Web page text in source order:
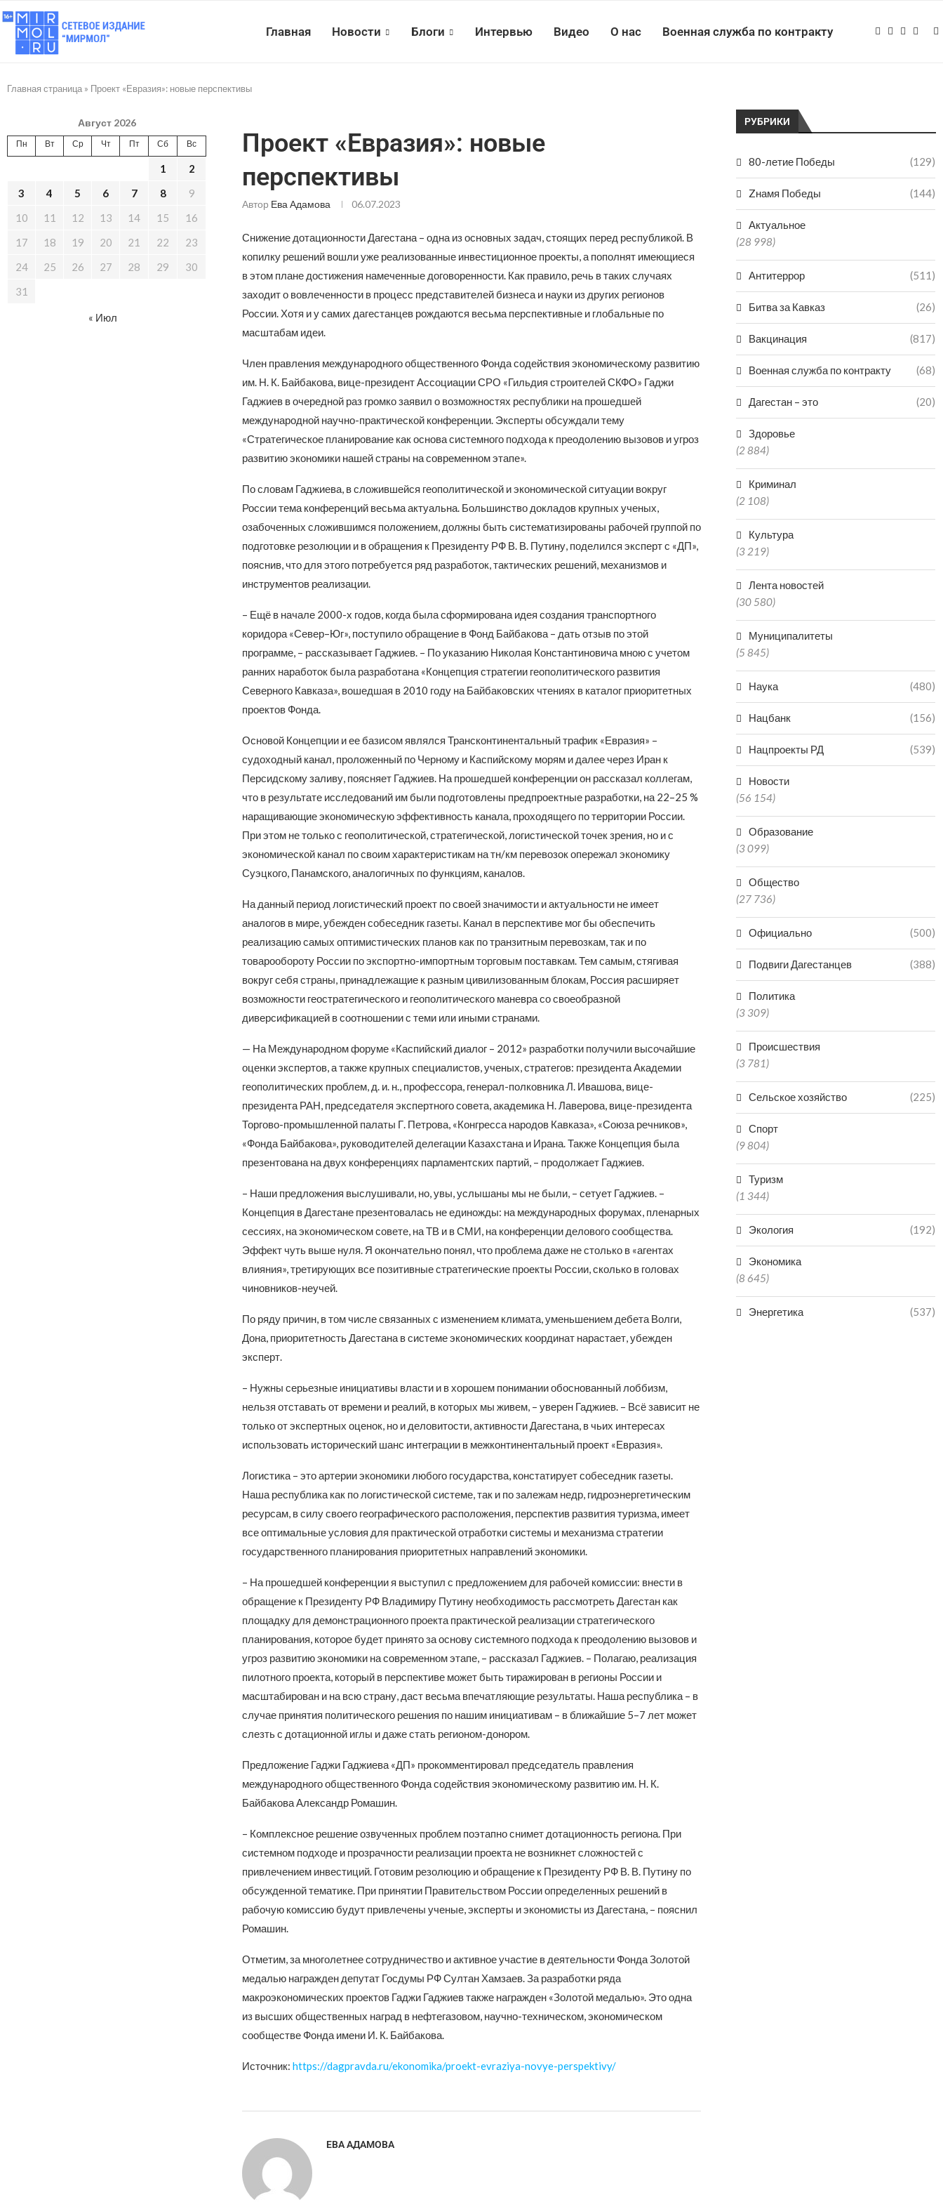
Главная Новости Блоги Интервью Видео О нас Военная служба по контракту
Главная страница » Проект «Евразия»: новые перспективы
Проект «Евразия»: новые
перспективы
Автор Ева Адамова 06.07.2023
Снижение дотационности Дагестана – одна из основных задач, стоящих перед республикой. В
копилку решений вошли уже реализованные инвестиционное проекты, а пополнят имеющиеся
в этом плане достижения намеченные договоренности. Как правило, речь в таких случаях
заходит о вовлеченности в процесс представителей бизнеса и науки из других регионов
России. Хотя и у самих дагестанцев рождаются весьма перспективные и глобальные по
масштабам идеи.
Член правления международного общественного Фонда содействия экономическому развитию
им. Н. К. Байбакова, вице-президент Ассоциации СРО «Гильдия строителей СКФО» Гаджи
Гаджиев в очередной раз громко заявил о возможностях республики на прошедшей
международной научно-практической конференции. Эксперты обсуждали тему
«Стратегическое планирование как основа системного подхода к преодолению вызовов и угроз
развитию экономики нашей страны на современном этапе».
По словам Гаджиева, в сложившейся геополитической и экономической ситуации вокруг
России тема конференций весьма актуальна. Большинство докладов крупных ученых,
озабоченных сложившимся положением, должны быть систематизированы рабочей группой по
подготовке резолюции и в обращения к Президенту РФ В. В. Путину, поделился эксперт с «ДП»,
пояснив, что для этого потребуется ряд разработок, тактических решений, механизмов и
инструментов реализации.
– Ещё в начале 2000-х годов, когда была сформирована идея создания транспортного
коридора «Север–Юг», поступило обращение в Фонд Байбакова – дать отзыв по этой
программе, – рассказывает Гаджиев. – По указанию Николая Константиновича мною с учетом
ранних наработок была разработана «Концепция стратегии геополитического развития
Северного Кавказа», вошедшая в 2010 году на Байбаковских чтениях в каталог приоритетных
проектов Фонда.
Основой Концепции и ее базисом являлся Трансконтинентальный трафик «Евразия» –
судоходный канал, проложенный по Черному и Каспийскому морям и далее через Иран к
Персидскому заливу, поясняет Гаджиев. На прошедшей конференции он рассказал коллегам,
что в результате исследований им были подготовлены предпроектные разработки, на 22–25 %
наращивающие экономическую эффективность канала, проходящего по территории России.
При этом не только с геополитической, стратегической, логистической точек зрения, но и с
экономической канал по своим характеристикам на тн/км перевозок опережал экономику
Суэцкого, Панамского, аналогичных по функциям, каналов.
На данный период логистический проект по своей значимости и актуальности не имеет
аналогов в мире, убежден собеседник газеты. Канал в перспективе мог бы обеспечить
реализацию самых оптимистических планов как по транзитным перевозкам, так и по
товарообороту России по экспортно-импортным торговым поставкам. Тем самым, стягивая
вокруг себя страны, принадлежащие к разным цивилизованным блокам, Россия расширяет
возможности геостратегического и геополитического маневра со своеобразной
диверсификацией в соотношении с теми или иными странами.
— На Международном форуме «Каспийский диалог – 2012» разработки получили высочайшие
оценки экспертов, а также крупных специалистов, ученых, стратегов: президента Академии
геополитических проблем, д. и. н., профессора, генерал-полковника Л. Ивашова, вице-
президента РАН, председателя экспертного совета, академика Н. Лаверова, вице-президента
Торгово-промышленной палаты Г. Петрова, «Конгресса народов Кавказа», «Союза речников»,
«Фонда Байбакова», руководителей делегации Казахстана и Ирана. Также Концепция была
презентована на двух конференциях парламентских партий, – продолжает Гаджиев.
– Наши предложения выслушивали, но, увы, услышаны мы не были, – сетует Гаджиев. –
Концепция в Дагестане презентовалась не единожды: на международных форумах, пленарных
сессиях, на экономическом совете, на ТВ и в СМИ, на конференции делового сообщества.
Эффект чуть выше нуля. Я окончательно понял, что проблема даже не столько в «агентах
влияния», третирующих все позитивные стратегические проекты России, сколько в головах
чиновников-неучей.
По ряду причин, в том числе связанных с изменением климата, уменьшением дебета Волги,
Дона, приоритетность Дагестана в системе экономических координат нарастает, убежден
эксперт.
– Нужны серьезные инициативы власти и в хорошем понимании обоснованный лоббизм,
нельзя отставать от времени и реалий, в которых мы живем, – уверен Гаджиев. – Всё зависит не
только от экспертных оценок, но и деловитости, активности Дагестана, в чьих интересах
использовать исторический шанс интеграции в межконтинентальный проект «Евразия».
Логистика – это артерии экономики любого государства, констатирует собеседник газеты.
Наша республика как по логистической системе, так и по залежам недр, гидроэнергетическим
ресурсам, в силу своего географического расположения, перспектив развития туризма, имеет
все оптимальные условия для практической отработки системы и механизма стратегии
государственного планирования приоритетных направлений экономики.
– На прошедшей конференции я выступил с предложением для рабочей комиссии: внести в
обращение к Президенту РФ Владимиру Путину необходимость рассмотреть Дагестан как
площадку для демонстрационного проекта практической реализации стратегического
планирования, которое будет принято за основу системного подхода к преодолению вызовов и
угроз развитию экономики на современном этапе, – рассказал Гаджиев. – Полагаю, реализация
пилотного проекта, который в перспективе может быть тиражирован в регионы России и
масштабирован и на всю страну, даст весьма впечатляющие результаты. Наша республика – в
случае принятия политического решения по нашим инициативам – в ближайшие 5–7 лет может
слезть с дотационной иглы и даже стать регионом-донором.
Предложение Гаджи Гаджиева «ДП» прокомментировал председатель правления
международного общественного Фонда содействия экономическому развитию им. Н. К.
Байбакова Александр Ромашин.
– Комплексное решение озвученных проблем поэтапно снимет дотационность региона. При
системном подходе и прозрачности реализации проекта не возникнет сложностей с
привлечением инвестиций. Готовим резолюцию и обращение к Президенту РФ В. В. Путину по
обсужденной тематике. При принятии Правительством России определенных решений в
рабочую комиссию будут привлечены ученые, эксперты и экономисты из Дагестана, – пояснил
Ромашин.
Отметим, за многолетнее сотрудничество и активное участие в деятельности Фонда Золотой
медалью награжден депутат Госдумы РФ Султан Хамзаев. За разработки ряда
макроэкономических проектов Гаджи Гаджиев также награжден «Золотой медалью». Это одна
из высших общественных наград в нефтегазовом, научно-техническом, экономическом
сообществе Фонда имени И. К. Байбакова.
Источник: https://dagpravda.ru/ekonomika/proekt-evraziya-novye-perspektivy/
ЕВА АДАМОВА
РУБРИКИ
80-летие Победы (129)
Zнамя Победы (144)
Актуальное
(28 998)
Антитеррор (511)
Битва за Кавказ (26)
Вакцинация (817)
Военная служба по контракту (68)
Дагестан – это (20)
Здоровье
(2 884)
Криминал
(2 108)
Культура
(3 219)
Лента новостей
(30 580)
Муниципалитеты
(5 845)
Наука (480)
Нацбанк (156)
Нацпроекты РД (539)
Новости
(56 154)
Образование
(3 099)
Общество
(27 736)
Официально (500)
Подвиги Дагестанцев (388)
Политика
(3 309)
Происшествия
(3 781)
Сельское хозяйство (225)
Спорт
(9 804)
Туризм
(1 344)
Экология (192)
Экономика
(8 645)
Энергетика (537)
Август 2026
Пн Вт Ср Чт Пт Сб Вс
1
2
3
4 5 6 7 8
9
10
11 12 13 14 15
16
17
18 19 20 21 22
23
24
25 26 27 28 29
30
31
« Июл